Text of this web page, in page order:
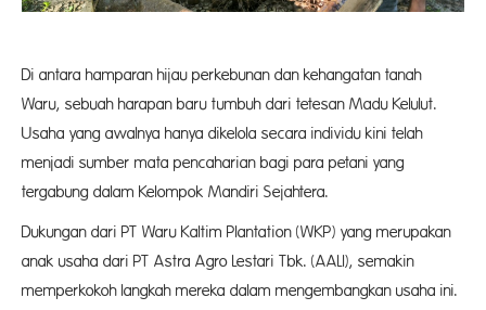
Di antara hamparan hijau perkebunan dan kehangatan tanah
Waru, sebuah harapan baru tumbuh dari tetesan Madu Kelulut.
Usaha yang awalnya hanya dikelola secara individu kini telah
menjadi sumber mata pencaharian bagi para petani yang
tergabung dalam Kelompok Mandiri Sejahtera.
Dukungan dari PT Waru Kaltim Plantation (WKP) yang merupakan
anak usaha dari PT Astra Agro Lestari Tbk. (AALI), semakin
memperkokoh langkah mereka dalam mengembangkan usaha ini.